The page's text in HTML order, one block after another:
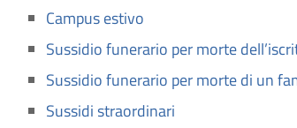
Campus estivo
Sussidio funerario per morte
Sussidio funerario per morte di un
Sussidi straordinari